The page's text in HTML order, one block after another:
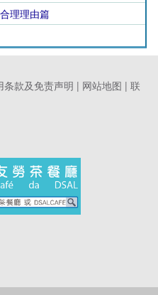
理理由篇
条款及免责声明 | 网站地图 | 联